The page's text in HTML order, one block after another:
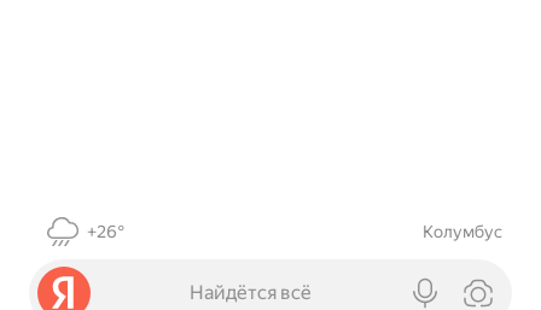
+26° Колумбус
Найдётся всё